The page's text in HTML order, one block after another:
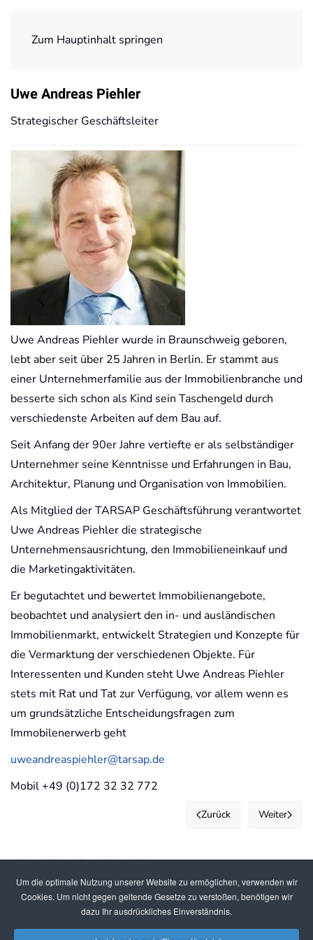
Um die optimale Nutzung unserer Website zu ermöglichen, verwenden wir
Cookies. Um nicht gegen geltende Gesetze zu verstoßen, benötigen wir
dazu Ihr ausdrückliches Einverständnis.
Zum Hauptinhalt springen
Uwe Andreas Piehler
Strategischer Geschäftsleiter
Uwe Andreas Piehler wurde in Braunschweig geboren,
lebt aber seit über 25 Jahren in Berlin. Er stammt aus
einer Unternehmerfamilie aus der Immobilienbranche und
besserte sich schon als Kind sein Taschengeld durch
verschiedenste Arbeiten auf dem Bau auf.
Seit Anfang der 90er Jahre vertiefte er als selbständiger
Unternehmer seine Kenntnisse und Erfahrungen in Bau,
Architektur, Planung und Organisation von Immobilien.
Als Mitglied der TARSAP Geschäftsführung verantwortet
Uwe Andreas Piehler die strategische
Unternehmensausrichtung, den Immobilieneinkauf und
die Marketingaktivitäten.
Er begutachtet und bewertet Immobilienangebote,
beobachtet und analysiert den in- und ausländischen
Immobilienmarkt, entwickelt Strategien und Konzepte für
die Vermarktung der verschiedenen Objekte. Für
Interessenten und Kunden steht Uwe Andreas Piehler
stets mit Rat und Tat zur Verfügung, vor allem wenn es
um grundsätzliche Entscheidungsfragen zum
Immobilenerwerb geht
uweandreaspiehler@tarsap.de
Mobil +49 (0)172 32 32 772
Zurück Weiter